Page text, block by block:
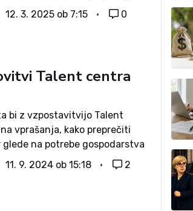
kot priznanje
podjetja.Podelitev
12. 3. 2025 ob 7:15 0
Talent centra
bi z vzpostavitvijo Talent
vprašanja, kako preprečiti
na potrebe gospodarstva
poklica. Z Gospodarsko
zbornico Slovenije
11. 9. 2024 ob 15:18 2